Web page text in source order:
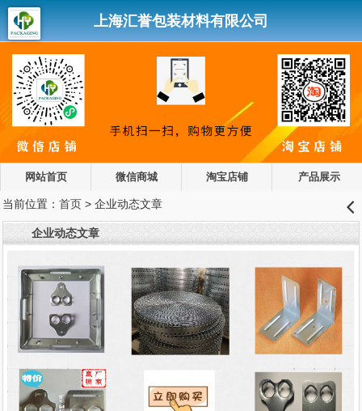
上海汇誉包装材料有限公司
网站首页 微信商城 淘宝店铺 产品展示
当前位置： 首页> 企业动态文章 󰊒
企业动态文章